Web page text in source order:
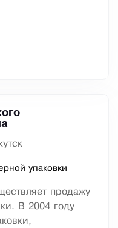
упаковки
продажу
В 2004 году